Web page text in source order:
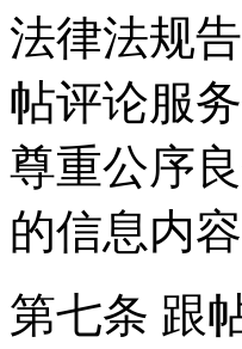
法律法规
帖评论服
尊重公序
的信息内容
第七条 跟